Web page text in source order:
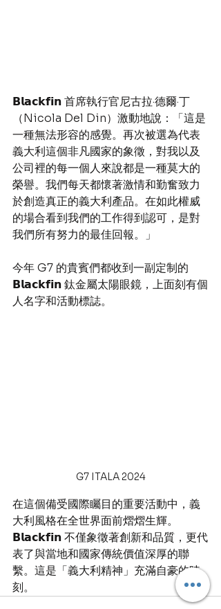
𝗕𝗹𝗮𝗰𝗸𝗳𝗶𝗻 首席執行官尼古拉·德爾·丁
（Nicola Del Din）激動地說：「這是
一種無法形容的感覺。再次被選為代表
義大利這個非凡國家的象徵，對我以及
公司裡的每一個人來說都是一種莫大的
榮譽。我們每天都懷著激情和勤奮致力
於創造真正的義大利產品。在如此權威
的場合看到我們的工作得到認可，是對
我們所有努力的最佳回報。」
今年 G7 的貴賓們都收到一副定制的
𝗕𝗹𝗮𝗰𝗸𝗳𝗶𝗻 鈦金屬太陽眼鏡，上面刻有個
人名字和活動標誌。
G7 ITALA 2024
在這個備受國際矚目的重要活動中，義
大利風格在全世界面前熠熠生輝。
𝗕𝗹𝗮𝗰𝗸𝗳𝗶𝗻 不僅象徵著創新和品質，更代
表了與當地和國家傳統價值深厚的聯
繫。這是「義大利精神」充滿自豪的時
刻。